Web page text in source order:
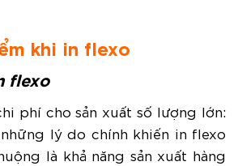
khi in flexo
flexo
phí cho sản xuất số lượng lớn:
lý do chính khiến in flexo
là khả năng sản xuất hàng